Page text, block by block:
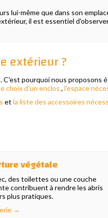
lui-même que dans son
il est essentiel
extérieur ?
pourquoi nous proposons
choix d'un enclos , l'espace
et la liste des accessoires
végétale
des toilettes ou une couche
contribuent à rendre les abris
plus pratiques.
→